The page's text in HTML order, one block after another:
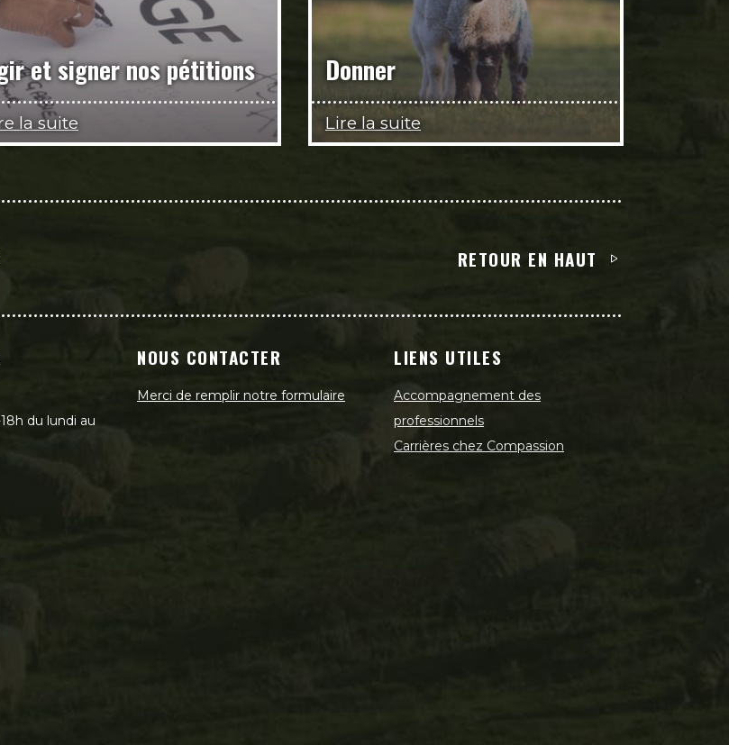
et signer nos pétitions
la suite
Donner
Lire la suite
RETOUR EN HAUT
du lundi au
NOUS CONTACTER
Merci de remplir notre formulaire
LIENS UTILES
Accompagnement des
professionnels
Carrières chez Compassion